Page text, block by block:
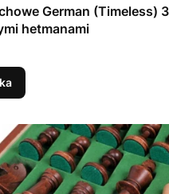
German (Timeless)
hetmanami